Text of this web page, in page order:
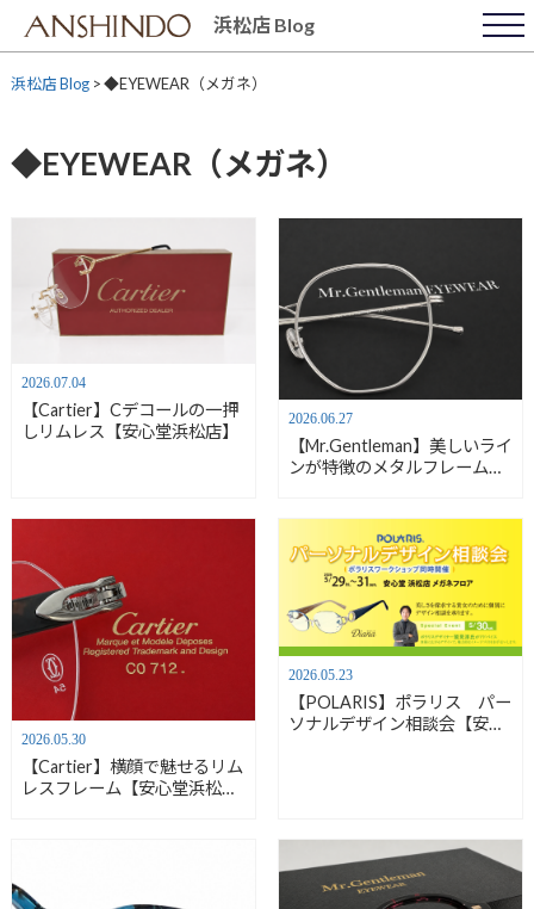
content
浜松店 Blog
浜松店 Blog>◆EYEWEAR（メガネ）
◆EYEWEAR（メガネ）
2026.07.04
【Cartier】Cデコールの一押
しリムレス【安心堂浜松店】
2026.06.27
【Mr.Gentleman】美しいライ
ンが特徴のメタルフレーム
2026.05.30
【Cartier】横顔で魅せるリム
レスフレーム【安心堂浜松
2026.05.23
【POLARIS】ポラリス パー
ソナルデザイン相談会【安心